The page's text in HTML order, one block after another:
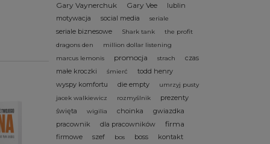
Gary Vaynerchuk Gary Vee
lublin
motywacja
social media seriale
seriale biznesowe Shark tank
the profit
dragons den
million dollar listening
marcus lemonis
promocja strach
czas
małe kroczki
śmierć
todd henry
wyspy komfortu
die empty
umrzyj pusty
jacek walkiewicz
rozmyślnik
prezenty
święta
wigilia choinka
gwiazdka
pracownik
dla pracowników firma
firmowe szef bos boss
kontakt